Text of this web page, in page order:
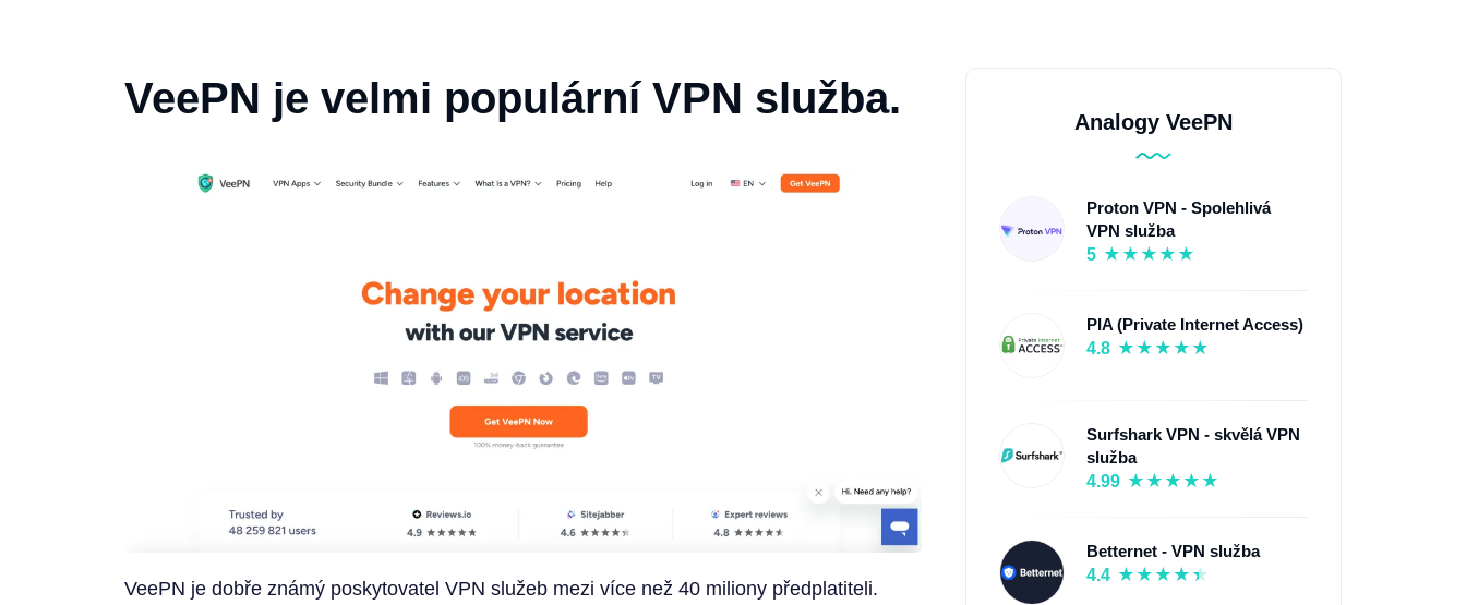
VeePN je velmi populární VPN služba.
VeePN je dobře známý poskytovatel VPN služeb mezi více než 40 miliony předplatiteli.
Analogy VeePN
Proton VPN - Spolehlivá
VPN služba
5
PIA (Private Internet Access)
4.8
Surfshark VPN - skvělá VPN
služba
4.99
Betternet - VPN služba
4.4